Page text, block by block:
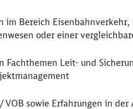
im Bereich
oder einer
Leit- und
sowie Erfahrungen in